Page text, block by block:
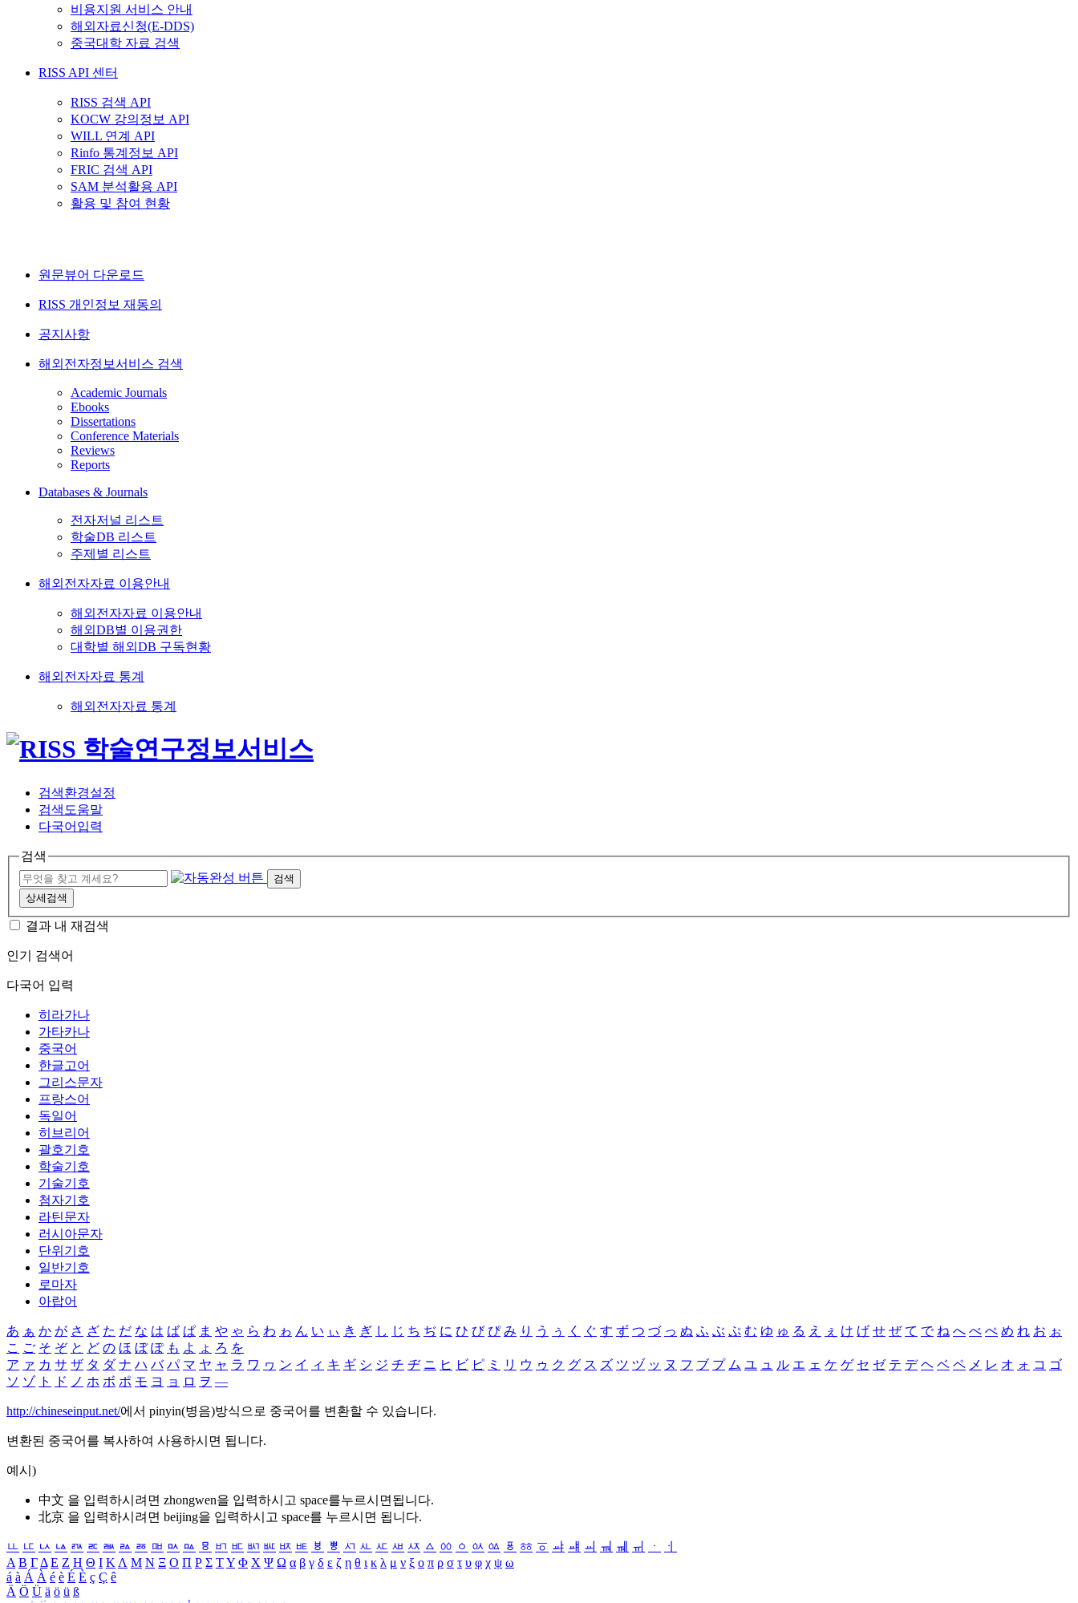
비용지원 서비스 안내
해외자료신청(E-DDS)
중국대학 자료 검색
RISS API 센터
RISS 검색 API
KOCW 강의정보 API
WILL 연계 API
Rinfo 통계정보 API
FRIC 검색 API
SAM 분석활용 API
활용 및 참여 현황
원문뷰어 다운로드
RISS 개인정보 재동의
공지사항
해외전자정보서비스 검색
Academic Journals
Ebooks
Dissertations
Conference Materials
Reviews
Reports
Databases & Journals
전자저널 리스트
학술DB 리스트
주제별 리스트
해외전자자료 이용안내
해외전자자료 이용안내
해외DB별 이용권한
대학별 해외DB 구독현황
해외전자자료 통계
해외전자자료 통계
검색환경설정
검색도움말
다국어입력
검색
검색
상세검색
결과 내 재검색
인기 검색어
다국어 입력
히라가나
가타카나
중국어
한글고어
그리스문자
프랑스어
독일어
히브리어
괄호기호
학술기호
기술기호
첨자기호
라틴문자
러시아문자
단위기호
일반기호
로마자
아랍어
あ ぁ か が さ ざ た だ な は ば ぱ ま や ゃ ら わ ゎ ん い ぃ き ぎ し じ ち ぢ に ひ び ぴ み り う ぅ く ぐ す ず つ づ っ ぬ ふ ぶ ぷ む ゆ ゅ る え ぇ け げ せ ぜ て で ね へ べ ぺ め れ お ぉ
こ ご そ ぞ と ど の ほ ぼ ぽ も よ ょ ろ を
ア ァ カ サ ザ タ ダ ナ ハ バ パ マ ヤ ャ ラ ワ ヮ ン イ ィ キ ギ シ ジ チ ヂ ニ ヒ ビ ピ ミ リ ウ ゥ ク グ ス ズ ツ ヅ ッ ヌ フ ブ プ ム ユ ュ ル エ ェ ケ ゲ セ ゼ テ デ ヘ ベ ペ メ レ オ ォ コ ゴ
ソ ゾ ト ド ノ ホ ボ ポ モ ヨ ョ ロ ヲ ―
http://chineseinput.net/에서 pinyin(병음)방식으로 중국어를 변환할 수 있습니다.
변환된 중국어를 복사하여 사용하시면 됩니다.
예시)
中文 을 입력하시려면 zhongwen을 입력하시고 space를누르시면됩니다.
北京 을 입력하시려면 beijing을 입력하시고 space를 누르시면 됩니다.
ㅥ ㅦ ㅧ ㅨ ㅩ ㅪ ㅫ ㅬ ㅭ ㅮ ㅯ ㅰ ㅱ ㅲ ㅳ ㅴ ㅵ ㅶ ㅷ ㅸ ㅹ ㅺ ㅻ ㅼ ㅽ ㅾ ㅿ ㆀ ㆁ ㆂ ㆃ ㆄ ㆅ ㆆ ㆇ ㆈ ㆉ ㆊ ㆋ ㆌ ㆍ
ㆎ
Α Β ΓΔ Ε Ζ Η Θ Ι ΚΛ Μ Ν Ξ Ο Π Ρ Σ ΤΥ Φ Χ Ψ Ω α β γ δ ε ζ η θ ι κ λ μ ν ξ ο π ρ σ τ υ φ χ ψ ω
á à Á À é è É È ç Ç ê
Ä Ö Ü ä ö ü ß